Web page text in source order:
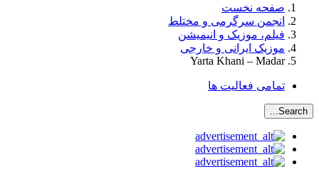
صفحه نخست
انجمن سرگرمی و مختلط
فیلم، موزیک و انیمیشن
موزیک ایرانی و خارجی
Yarta Khani – Madar
تمامی فعالیت ها
Search...